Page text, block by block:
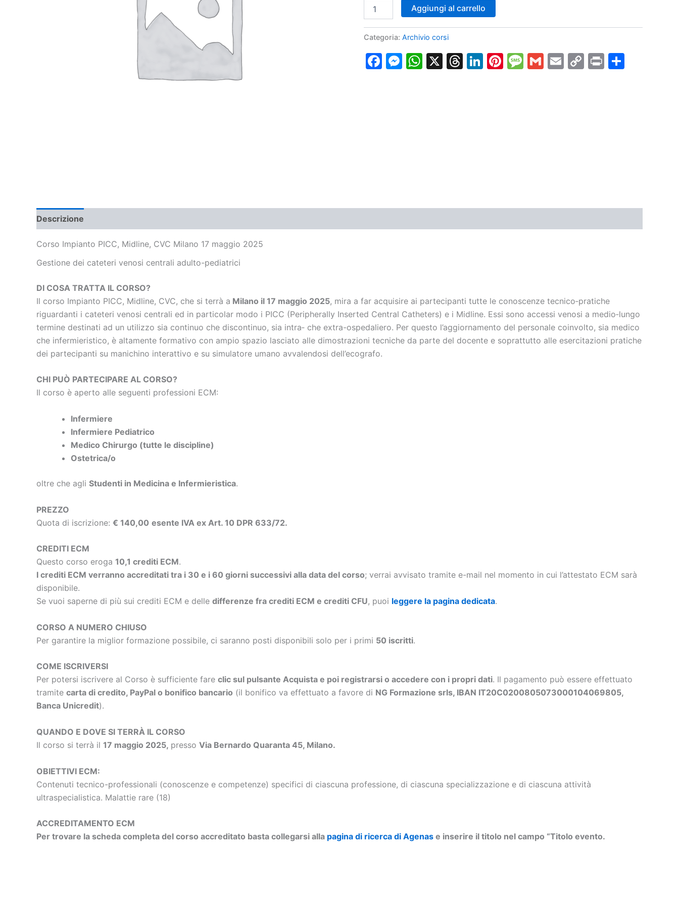
Impianto
Midline,
Milano
17
Aggiungi al carrello
Categoria: Archivio corsi
Facebook
Messenger
WhatsApp
X Threads
LinkedIn
Pinterest
Message
GmailEmailCopy
Print
Descrizione
Corso Impianto PICC, Midline, CVC Milano 17 maggio 2025
Gestione dei cateteri venosi centrali adulto-pediatrici
DI COSA TRATTA IL CORSO?
Il corso Impianto PICC, Midline, CVC, che si terrà a Milano il 17 maggio 2025, mira a far acquisire ai partecipanti tutte le conoscenze tecnico‐pratiche
riguardanti i cateteri venosi centrali ed in particolar modo i PICC (Peripherally Inserted Central Catheters) e i Midline. Essi sono accessi venosi a medio‐lungo
termine destinati ad un utilizzo sia continuo che discontinuo, sia intra‐ che extra-ospedaliero. Per questo l’aggiornamento del personale coinvolto, sia medico
che infermieristico, è altamente formativo con ampio spazio lasciato alle dimostrazioni tecniche da parte del docente e soprattutto alle esercitazioni pratiche
dei partecipanti su manichino interattivo e su simulatore umano avvalendosi dell’ecografo.
CHI PUÒ PARTECIPARE AL CORSO?
Il corso è aperto alle seguenti professioni ECM:
Infermiere
Infermiere Pediatrico
Medico Chirurgo (tutte le discipline)
Ostetrica/o
oltre che agli Studenti in Medicina e Infermieristica.
PREZZO
Quota di iscrizione: € 140,00 esente IVA ex Art. 10 DPR 633/72.
CREDITI ECM
Questo corso eroga 10,1 crediti ECM.
I crediti ECM verranno accreditati tra i 30 e i 60 giorni successivi alla data del corso; verrai avvisato tramite e-mail nel momento in cui l’attestato ECM sarà
disponibile.
Se vuoi saperne di più sui crediti ECM e delle differenze fra crediti ECM e crediti CFU, puoi leggere la pagina dedicata.
CORSO A NUMERO CHIUSO
Per garantire la miglior formazione possibile, ci saranno posti disponibili solo per i primi 50 iscritti.
COME ISCRIVERSI
Per potersi iscrivere al Corso è sufficiente fare clic sul pulsante Acquista e poi registrarsi o accedere con i propri dati. Il pagamento può essere effettuato
tramite carta di credito, PayPal o bonifico bancario (il bonifico va effettuato a favore di NG Formazione srls, IBAN IT20C0200805073000104069805,
Banca Unicredit).
QUANDO E DOVE SI TERRÀ IL CORSO
Il corso si terrà il 17 maggio 2025, presso Via Bernardo Quaranta 45, Milano.
OBIETTIVI ECM:
Contenuti tecnico-professionali (conoscenze e competenze) specifici di ciascuna professione, di ciascuna specializzazione e di ciascuna attività
ultraspecialistica. Malattie rare (18)
ACCREDITAMENTO ECM
Per trovare la scheda completa del corso accreditato basta collegarsi alla pagina di ricerca di Agenas e inserire il titolo nel campo “Titolo evento.